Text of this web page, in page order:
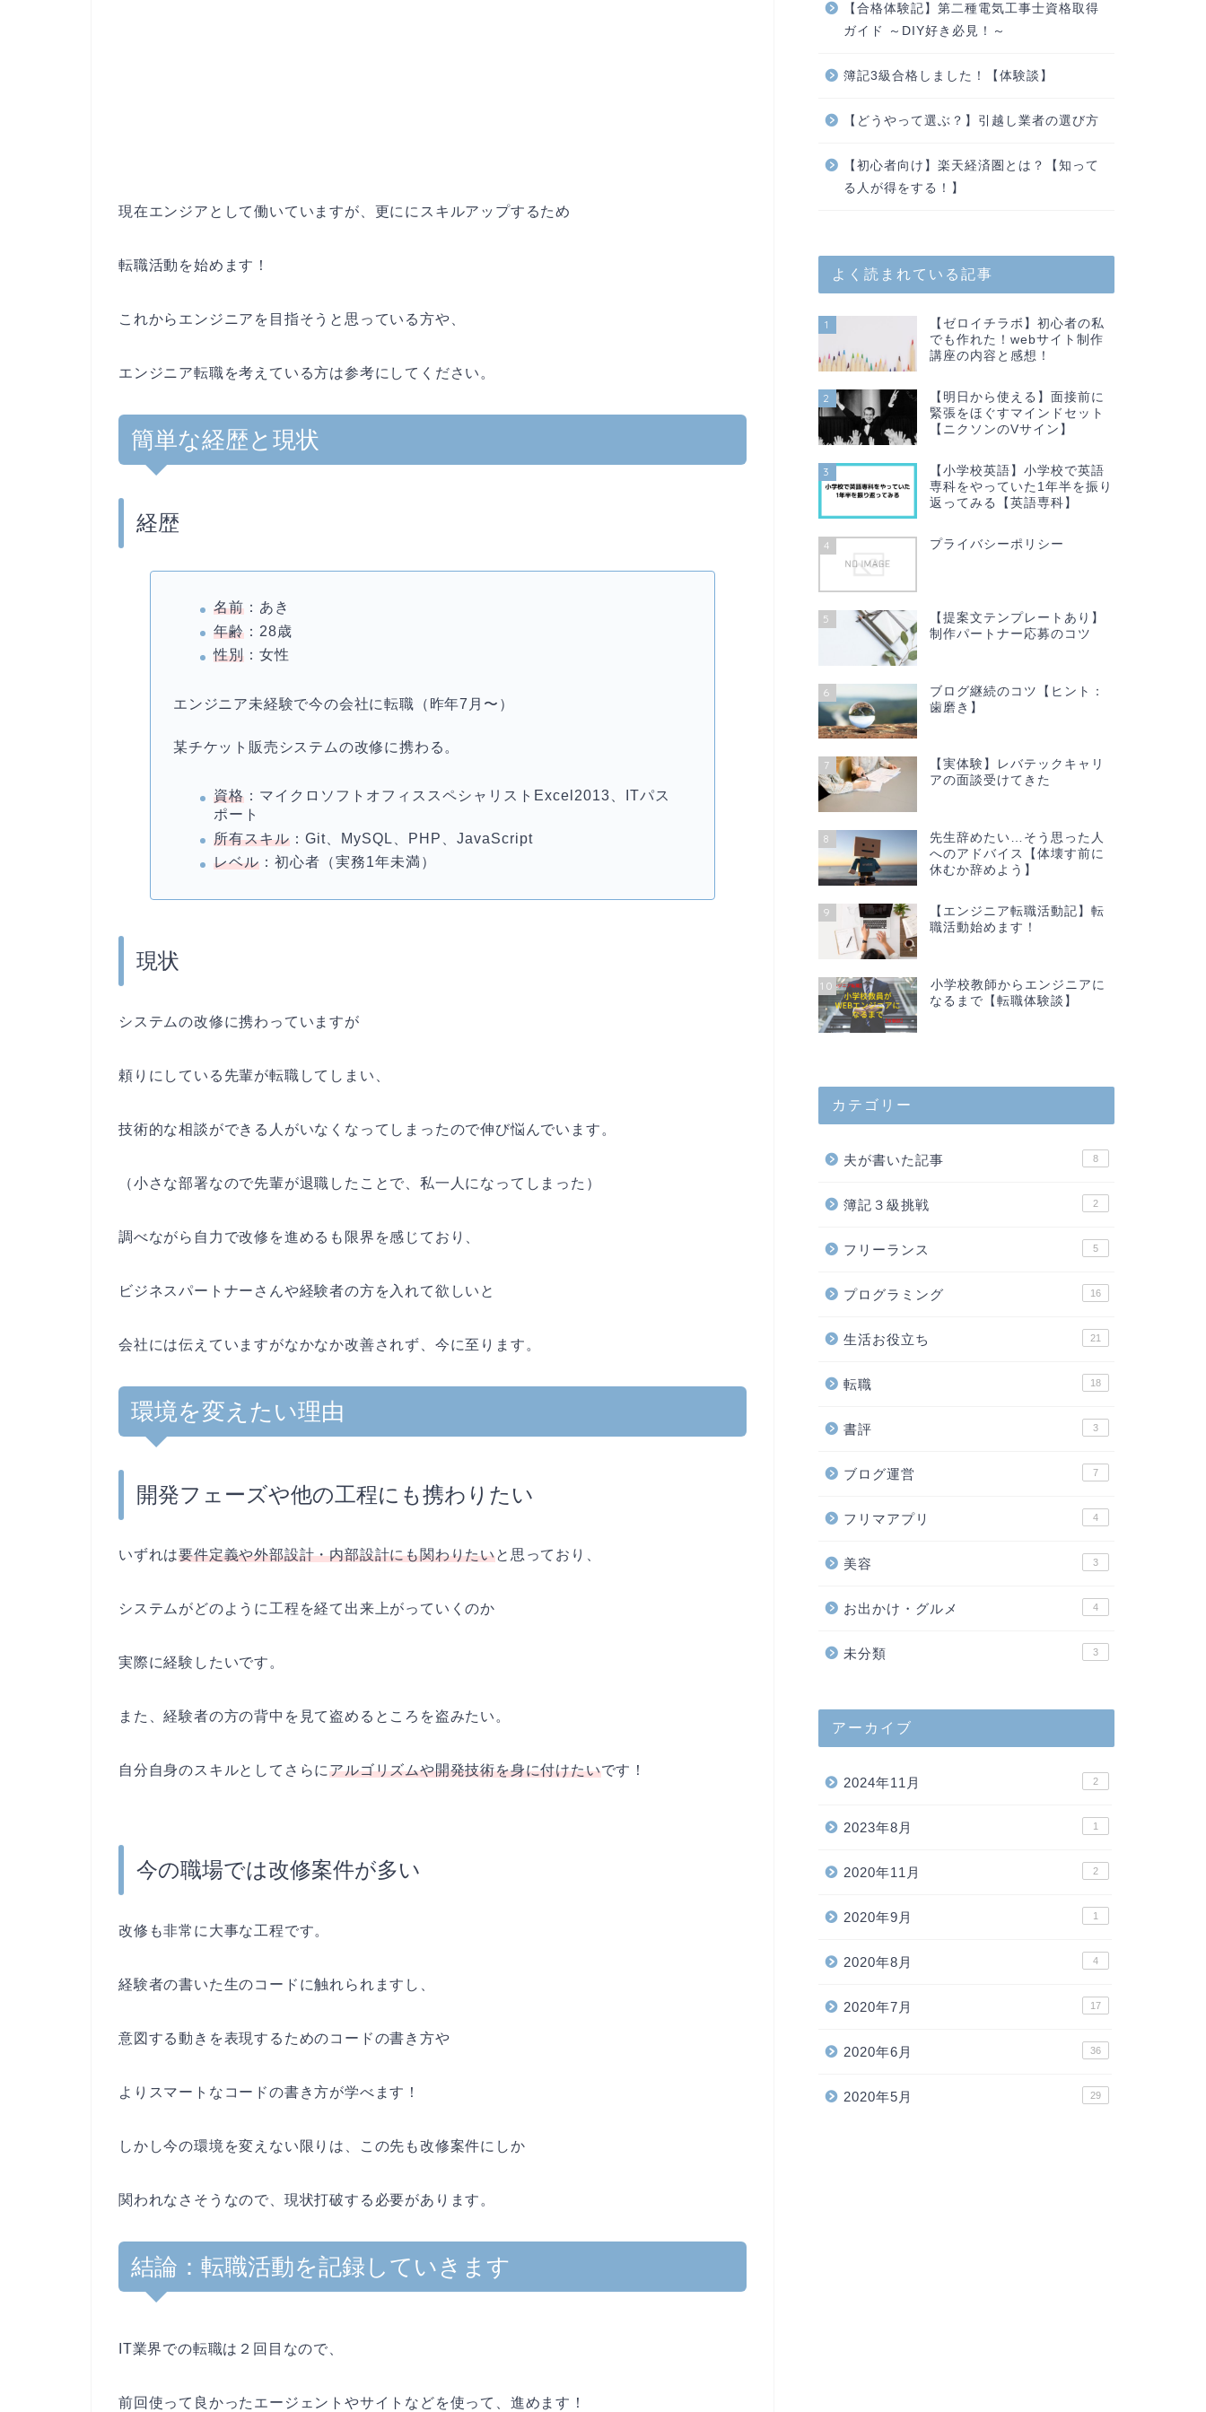
現在エンジアとして働いていますが、更ににスキルアップするため
転職活動を始めます！
これからエンジニアを目指そうと思っている方や、
エンジニア転職を考えている方は参考にしてください。
簡単な経歴と現状
経歴
名前：あき
年齢：28歳
性別：女性
エンジニア未経験で今の会社に転職（昨年7月〜）
某チケット販売システムの改修に携わる。
資格：マイクロソフトオフィススペシャリストExcel2013、ITパス
ポート
所有スキル：Git、MySQL、PHP、JavaScript
レベル：初心者（実務1年未満）
現状
システムの改修に携わっていますが
頼りにしている先輩が転職してしまい、
技術的な相談ができる人がいなくなってしまったので伸び悩んでいます。
（小さな部署なので先輩が退職したことで、私一人になってしまった）
調べながら自力で改修を進めるも限界を感じており、
ビジネスパートナーさんや経験者の方を入れて欲しいと
会社には伝えていますがなかなか改善されず、今に至ります。
環境を変えたい理由
開発フェーズや他の工程にも携わりたい
いずれは要件定義や外部設計・内部設計にも関わりたいと思っており、
システムがどのように工程を経て出来上がっていくのか
実際に経験したいです。
また、経験者の方の背中を見て盗めるところを盗みたい。
自分自身のスキルとしてさらにアルゴリズムや開発技術を身に付けたいです！
今の職場では改修案件が多い
改修も非常に大事な工程です。
経験者の書いた生のコードに触れられますし、
意図する動きを表現するためのコードの書き方や
よりスマートなコードの書き方が学べます！
しかし今の環境を変えない限りは、この先も改修案件にしか
関われなさそうなので、現状打破する必要があります。
結論：転職活動を記録していきます
IT業界での転職は２回目なので、
前回使って良かったエージェントやサイトなどを使って、進めます！
【合格体験記】第二種電気工事士資格取得
ガイド ～DIY好き必見！～
簿記3級合格しました！【体験談】
【どうやって選ぶ？】引越し業者の選び方
【初心者向け】楽天経済圏とは？【知って
る人が得をする！】
よく読まれている記事
1
【ゼロイチラボ】初心者の私
でも作れた！webサイト制作
講座の内容と感想！
2
【明日から使える】面接前に
緊張をほぐすマインドセット
【ニクソンのVサイン】
3
【小学校英語】小学校で英語
専科をやっていた1年半を振り
返ってみる【英語専科】
4 プライバシーポリシー
5
【提案文テンプレートあり】
制作パートナー応募のコツ
6
ブログ継続のコツ【ヒント：
歯磨き】
7
【実体験】レバテックキャリ
アの面談受けてきた
8
先生辞めたい…そう思った人
へのアドバイス【体壊す前に
休むか辞めよう】
9
【エンジニア転職活動記】転
職活動始めます！
10
小学校教師からエンジニアに
なるまで【転職体験談】
カテゴリー
夫が書いた記事 8
簿記３級挑戦 2
フリーランス 5
プログラミング 16
生活お役立ち 21
転職 18
書評 3
ブログ運営 7
フリマアプリ 4
美容 3
お出かけ・グルメ 4
未分類 3
アーカイブ
2024年11月 2
2023年8月 1
2020年11月 2
2020年9月 1
2020年8月 4
2020年7月 17
2020年6月 36
2020年5月 29